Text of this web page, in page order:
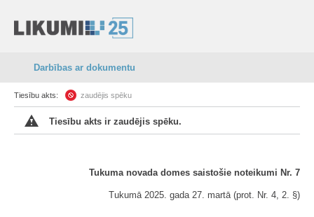
Darbības ar dokumentu
Tiesību akts: zaudējis spēku
Tiesību akts ir zaudējis spēku.
Tukuma novada domes saistošie noteikumi Nr. 7
Tukumā 2025. gada 27. martā (prot. Nr. 4, 2. §)